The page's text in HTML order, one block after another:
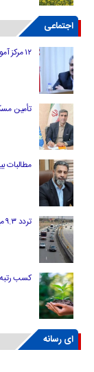
اجتماعی
۱۲ مرکز آموزش فنی و حرفه‌ای لرستان تجهیز و ساماندهی شد
تأمین مسکن برای
مطالبات
تردد ۹.۳ میلیون وسیله نقلیه در جاده‌های لرستان در طرح اربعین
کسب رتبه
ای رسانه